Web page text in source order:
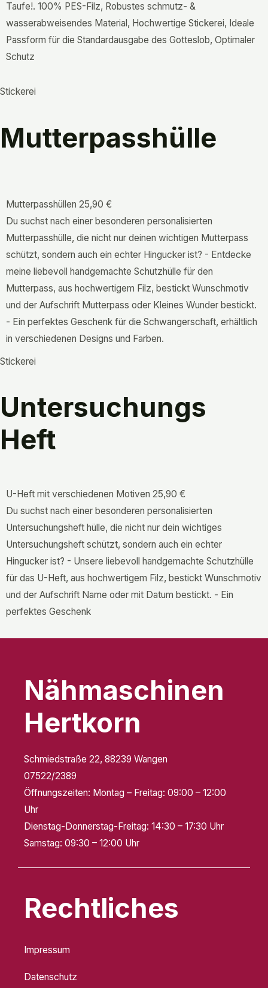
Taufe!. 100% PES-Filz, Robustes schmutz- &
wasserabweisendes Material, Hochwertige Stickerei, Ideale
Passform für die Standardausgabe des Gotteslob, Optimaler
Schutz
Stickerei
Mutterpasshülle
Mutterpasshüllen 25,90 €
Du suchst nach einer besonderen personalisierten
Mutterpasshülle, die nicht nur deinen wichtigen Mutterpass
schützt, sondern auch ein echter Hingucker ist? - Entdecke
meine liebevoll handgemachte Schutzhülle für den
Mutterpass, aus hochwertigem Filz, bestickt Wunschmotiv
und der Aufschrift Mutterpass oder Kleines Wunder bestickt.
- Ein perfektes Geschenk für die Schwangerschaft, erhältlich
in verschiedenen Designs und Farben.
Stickerei
Untersuchungs
Heft
U-Heft mit verschiedenen Motiven 25,90 €
Du suchst nach einer besonderen personalisierten
Untersuchungsheft hülle, die nicht nur dein wichtiges
Untersuchungsheft schützt, sondern auch ein echter
Hingucker ist? - Unsere liebevoll handgemachte Schutzhülle
für das U-Heft, aus hochwertigem Filz, bestickt Wunschmotiv
und der Aufschrift Name oder mit Datum bestickt. - Ein
perfektes Geschenk
Nähmaschinen
Hertkorn
Schmiedstraße 22, 88239 Wangen
07522/2389
Öffnungszeiten: Montag – Freitag: 09:00 – 12:00
Uhr
Dienstag-Donnerstag-Freitag: 14:30 – 17:30 Uhr
Samstag: 09:30 – 12:00 Uhr
Rechtliches
Impressum
Datenschutz